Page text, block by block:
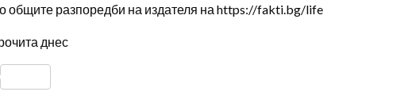
общите разпоредби на издателя на https://fakti.bg/life
днес